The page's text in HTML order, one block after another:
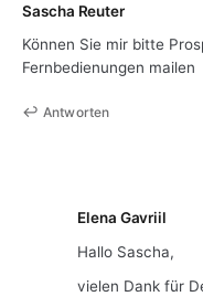
Sascha Reuter
Können Sie mir bitte
Fernbedienungen mailen
Antworten
Elena Gavriil
Hallo Sascha,
vielen Dank für